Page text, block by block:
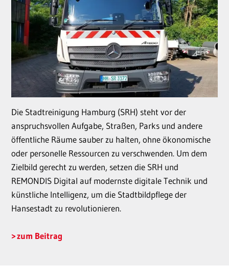
Die Stadtreinigung Hamburg (SRH) steht vor der
anspruchsvollen Aufgabe, Straßen, Parks und andere
öffentliche Räume sauber zu halten, ohne ökonomische
oder personelle Ressourcen zu verschwenden. Um dem
Zielbild gerecht zu werden, setzen die SRH und
REMONDIS Digital auf modernste digitale Technik und
künstliche Intelligenz, um die Stadtbildpflege der
Hansestadt zu revolutionieren.
zum Beitrag